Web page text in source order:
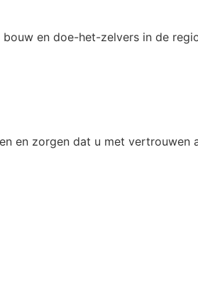
en doe-het-zelvers in de
en zorgen dat u met vertrouwen